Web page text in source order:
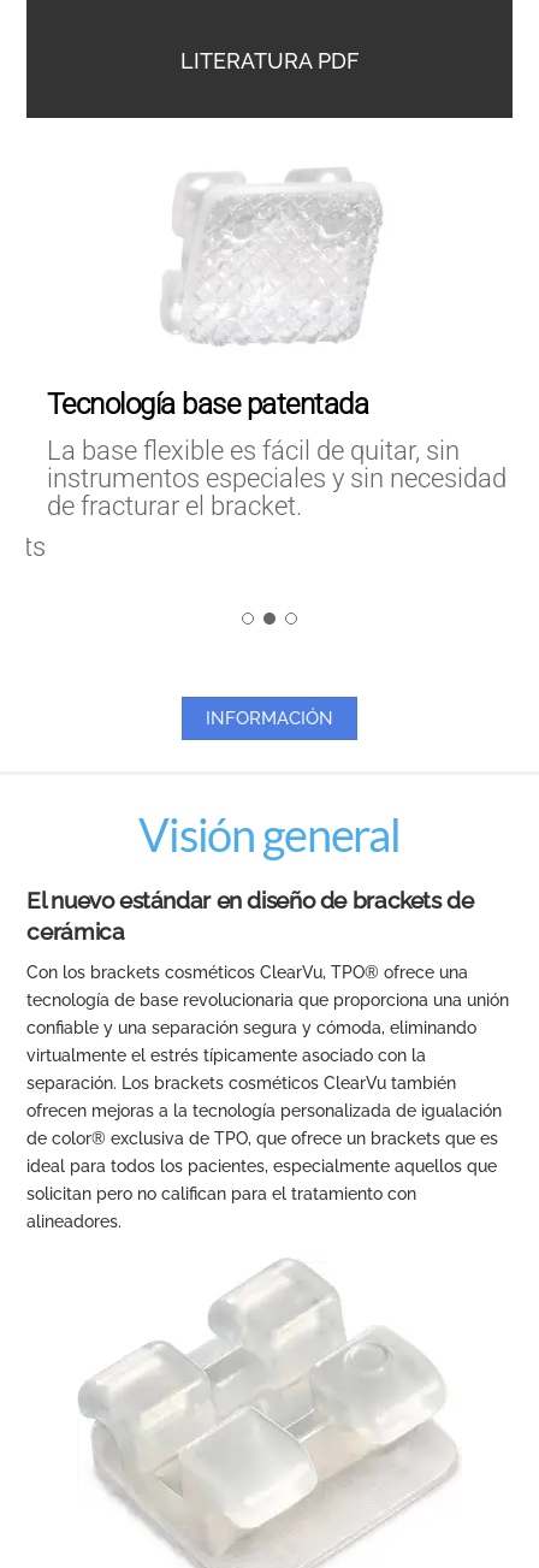
LITERATURA PDF
Diseño Gemelar
Para una ligadura segura, retención
elástica y fácil colocación para sus
pacientes.
INFORMACIÓN
Visión general
El nuevo estándar en diseño de brackets de
cerámica
Con los brackets cosméticos ClearVu, TPO® ofrece una
tecnología de base revolucionaria que proporciona una unión
confiable y una separación segura y cómoda, eliminando
virtualmente el estrés típicamente asociado con la
separación. Los brackets cosméticos ClearVu también
ofrecen mejoras a la tecnología personalizada de igualación
de color® exclusiva de TPO, que ofrece un brackets que es
ideal para todos los pacientes, especialmente aquellos que
solicitan pero no califican para el tratamiento con
alineadores.